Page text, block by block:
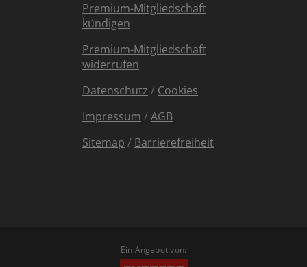
Premium-Mitgliedschaft
kündigen
Premium-Mitgliedschaft
widerrufen
Datenschutz / Cookies
Impressum /AGB
Sitemap / Barrierefreiheit
Ein Angebot von: